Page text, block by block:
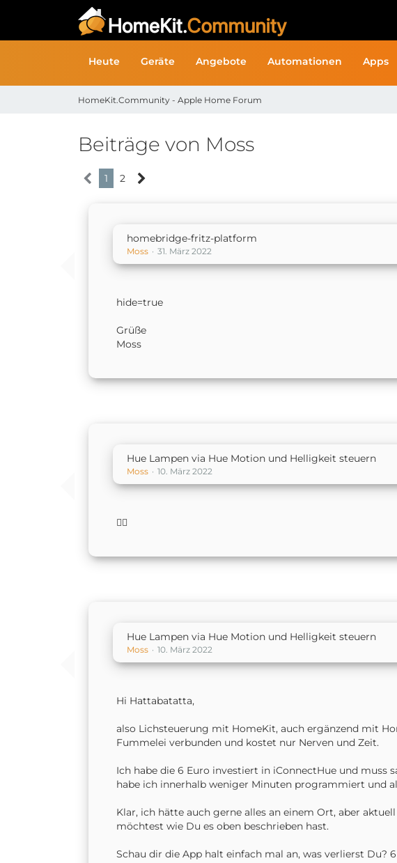
Heute Geräte Angebote Automationen Apps
HomeKit.Community - Apple Home Forum
Beiträge von Moss
1 2
homebridge-fritz-platform
Moss 31. März 2022
hide=true
Grüße
Moss
Hue Lampen via Hue Motion und Helligkeit steuern
Moss 10. März 2022
👍🏻
Hue Lampen via Hue Motion und Helligkeit steuern
Moss 10. März 2022
Hi Hattabatatta,
also Lichsteuerung mit HomeKit, auch ergänzend mit
Fummelei verbunden und kostet nur Nerven und Zeit.
Ich habe die 6 Euro investiert in iConnectHue und muss
habe ich innerhalb weniger Minuten programmiert und
Klar, ich hätte auch gerne alles an einem Ort, aber
möchtest wie Du es oben beschrieben hast.
Schau dir die App halt einfach mal an, was verlierst Du? 6